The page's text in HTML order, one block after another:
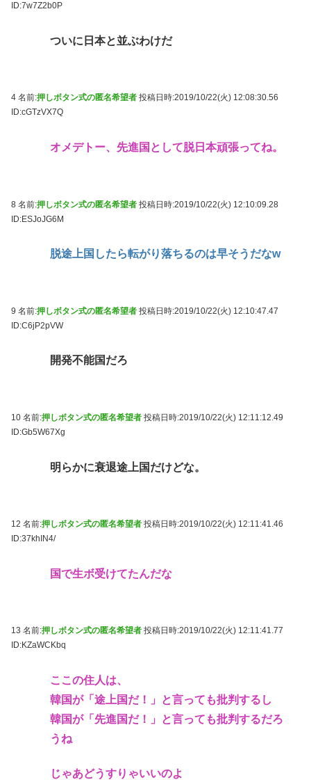
ID:7w7Z2b0P
ついに日本と並ぶわけだ
4 名前:押しボタン式の匿名希望者 投稿日時:2019/10/22(火) 12:08:30.56
ID:cGTzVX7Q
オメデトー、先進国として脱日本頑張ってね。
8 名前:押しボタン式の匿名希望者 投稿日時:2019/10/22(火) 12:10:09.28
ID:ESJoJG6M
脱途上国したら転がり落ちるのは早そうだなw
9 名前:押しボタン式の匿名希望者 投稿日時:2019/10/22(火) 12:10:47.47
ID:C6jP2pVW
開発不能国だろ
10 名前:押しボタン式の匿名希望者 投稿日時:2019/10/22(火) 12:11:12.49
ID:Gb5W67Xg
明らかに衰退途上国だけどな。
12 名前:押しボタン式の匿名希望者 投稿日時:2019/10/22(火) 12:11:41.46
ID:37khIN4/
国で生ボ受けてたんだな
13 名前:押しボタン式の匿名希望者 投稿日時:2019/10/22(火) 12:11:41.77
ID:KZaWCKbq
ここの住人は、
韓国が「途上国だ！」と言っても批判するし
韓国が「先進国だ！」と言っても批判するだろ
うね
じゃあどうすりゃいいのよ